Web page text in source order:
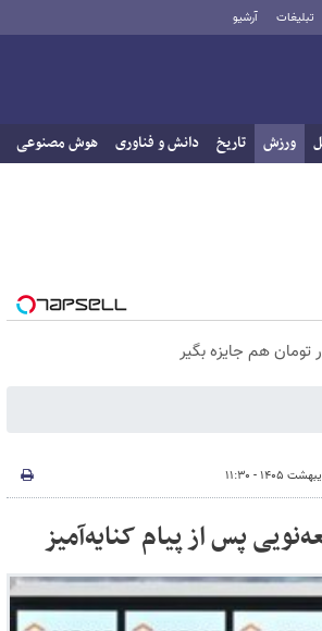
تبلیغات آرشیو
ورزش تاریخ دانش و فناوری هوش مصنوعی
پس از پیام کنایه‌آمیز